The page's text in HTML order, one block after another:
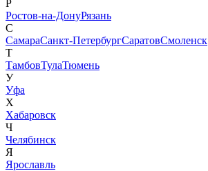
Р
Ростов-на-ДонуРязань
С
СамараСанкт-ПетербургСаратовСмоленск
Т
ТамбовТулаТюмень
У
Уфа
Х
Хабаровск
Ч
Челябинск
Я
Ярославль